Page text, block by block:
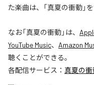
た楽曲は、「真夏の衝動」
なお「真夏の衝動」は、
YouTube Music、 Amazon
聴くことができる。
各配信サービス： 真夏の衝